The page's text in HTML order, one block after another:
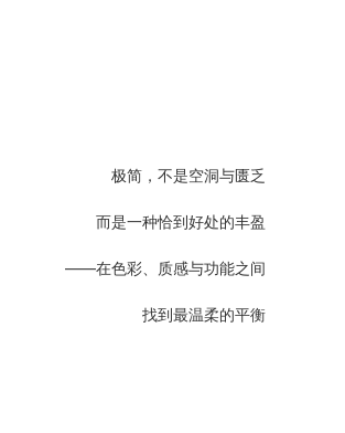
极简，不是空洞与匮乏
而是一种恰到好处的丰盈
——在色彩、质感与功能之间
找到最温柔的平衡